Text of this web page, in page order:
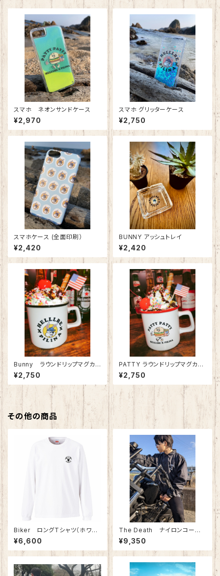
スマホ ネオンサンドケース
¥2,970
スマホ グリッターケース
¥2,750
スマホケース (全面印刷）
¥2,420
BUNNY アッシュトレイ
¥2,420
Bunny ラウンドリップマグカッ
プ
¥2,750
PATTY ラウンドリップマグカッ
プ
¥2,750
その他の商品
Biker ロングTシャツ（ホワイ
ト）
¥6,600
The Death ナイロンコーチ
ジャケット (ブラック)
¥9,350